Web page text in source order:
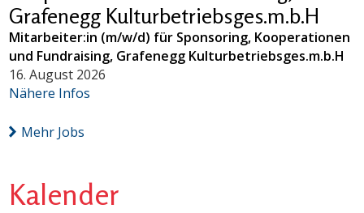
Grafenegg Kulturbetriebsges.m.b.H
Mitarbeiter:in (m/w/d) für Sponsoring, Kooperationen
und Fundraising, Grafenegg Kulturbetriebsges.m.b.H
16. August 2026
Nähere Infos
Mehr Jobs
Kalender